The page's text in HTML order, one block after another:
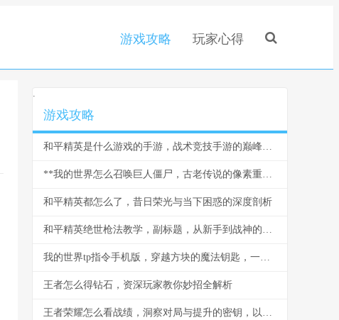
游戏攻略 玩家心得
.
游戏攻略
和平精英是什么游戏的手游，战术竞技手游的巅峰之作
**我的世界怎么召唤巨人僵尸，古老传说的像素重现**
和平精英都怎么了，昔日荣光与当下困惑的深度剖析
和平精英绝世枪法教学，副标题，从新手到战神的精准之道
我的世界tp指令手机版，穿越方块的魔法钥匙，一段关于空间与创造的奇幻之旅
王者怎么得钻石，资深玩家教你妙招全解析
王者荣耀怎么看战绩，洞察对局与提升的密钥，以数据为镜照见成长之路